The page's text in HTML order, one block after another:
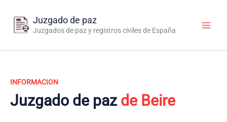
contenido
Juzgado de paz
Juzgados de paz y registros civiles de España
INFORMACION
Juzgado de paz de Beire